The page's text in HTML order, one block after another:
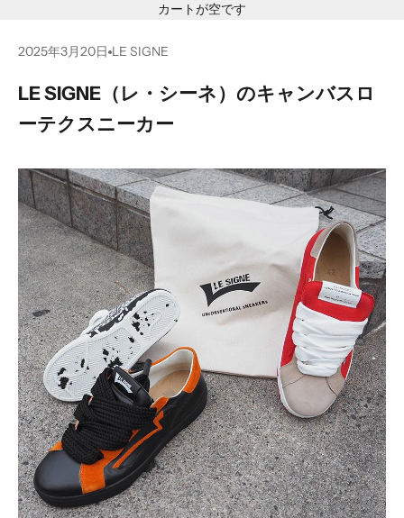
カートが空です
2025年3月20日 LE SIGNE
LE SIGNE（レ・シーネ）のキャンバスロ
ーテクスニーカー